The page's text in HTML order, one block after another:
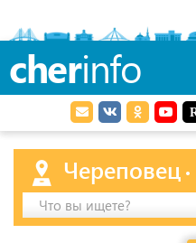
cherinfo
Череповец
Что вы ищете?